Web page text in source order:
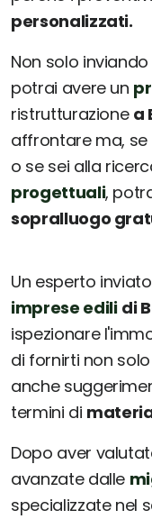
personalizzati.
Non solo inviando
potrai avere un
ristrutturazione a
affrontare ma,
o se sei alla
progettuali,
sopralluogo
Un esperto
imprese edili di
ispezionare
di fornirti non
anche
termini di
Dopo aver
avanzate dalle
specializzate nel